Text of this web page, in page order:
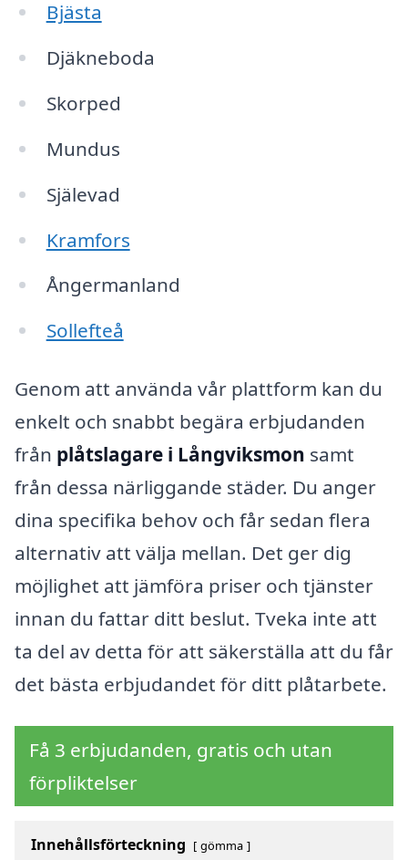
Bjästa
Djäkneboda
Skorped
Mundus
Själevad
Kramfors
Ångermanland
Sollefteå
Genom att använda vår plattform kan du
enkelt och snabbt begära erbjudanden
från plåtslagare i Långviksmon samt
från dessa närliggande städer. Du anger
dina specifika behov och får sedan flera
alternativ att välja mellan. Det ger dig
möjlighet att jämföra priser och tjänster
innan du fattar ditt beslut. Tveka inte att
ta del av detta för att säkerställa att du får
det bästa erbjudandet för ditt plåtarbete.
Få 3 erbjudanden, gratis och utan
förpliktelser
Innehållsförteckning gömma